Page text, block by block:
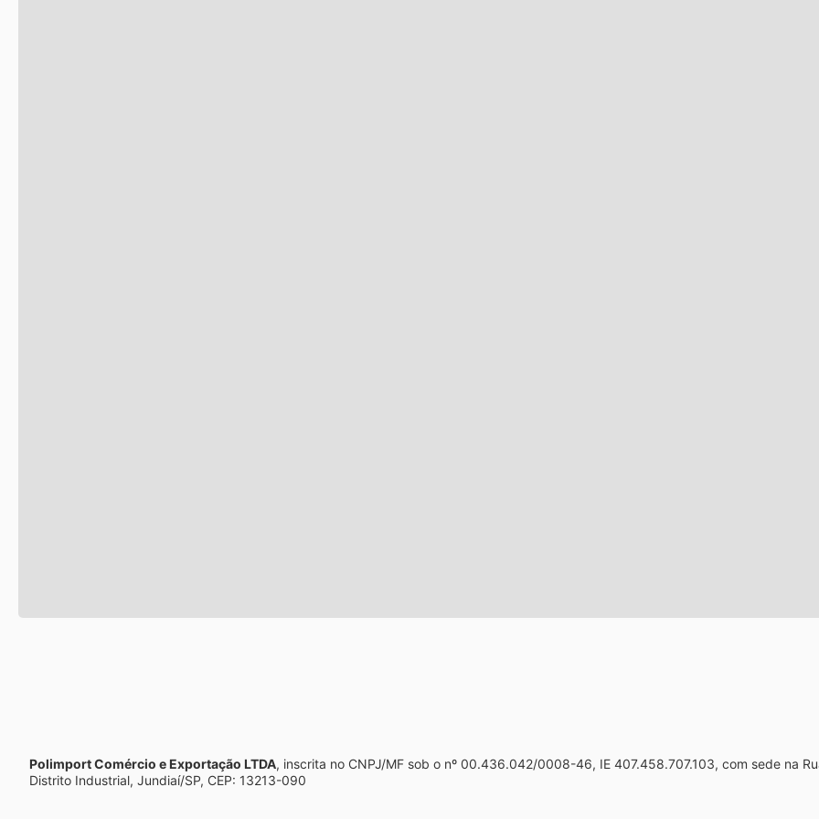
Polimport Comércio e Exportação LTDA, inscrita no CNPJ/MF sob o nº 00.436.042/0008-46, IE 407.458.707.103, com sede na
Distrito Industrial, Jundiaí/SP, CEP: 13213-090